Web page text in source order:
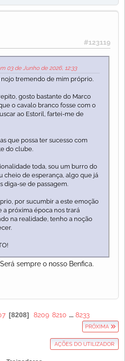
#123119
03 de Junho de 2026, 12:33
tremendo de mim próprio.
gosto bastante do Marco
o cavalo branco fosse com o
ao Estoril, fartei-me de
que possa ter sucesso com
do clube.
toda, sou um burro do
cheio de esperança, algo que já
diga-se de passagem.
por sucumbir a este emoção
a próxima época nos trará
na realidade, tenho a noção
sempre o nosso Benfica.
8208 8209 8210 ... 8233
PRÓXIMA
AÇÕES DO UTILIZADOR